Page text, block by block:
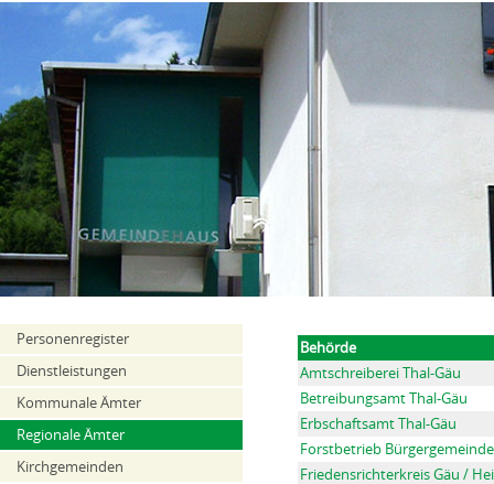
Personenregister
Dienstleistungen
Kommunale Ämter
Regionale Ämter
Kirchgemeinden
Behörde
Amtschreiberei Thal-Gäu
Betreibungsamt Thal-Gäu
Erbschaftsamt Thal-Gäu
Forstbetrieb
Friedensrichterkreis Gäu /